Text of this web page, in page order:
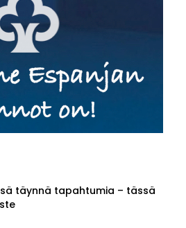
täynnä tapahtumia – tässä